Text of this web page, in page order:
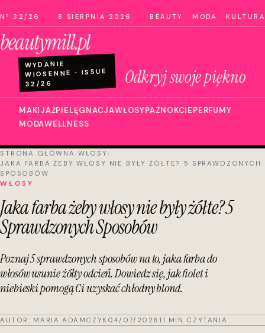
Nº 32/26 8 SIERPNIA 2026 BEAUTY · MODA · KULTURA
beautymill.pl
WYDANIE
WIOSENNE · ISSUE
32/26 Odkryj swoje piękno
MAKIJAŻPIELĘGNACJAWŁOSYPAZNOKCIEPERFUMY
MODAWELLNESS
STRONA GŁÓWNA › WŁOSY ›
JAKA FARBA ŻEBY WŁOSY NIE BYŁY ŻÓŁTE? 5 SPRAWDZONYCH
SPOSOBÓW
WŁOSY
Jaka farba żeby włosy nie były żółte? 5
Sprawdzonych Sposobów
Poznaj 5 sprawdzonych sposobów na to, jaka farba do
włosów usunie żółty odcień. Dowiedz się, jak fiolet i
niebieski pomogą Ci uzyskać chłodny blond.
AUTOR: MARIA ADAMCZYK 04/07/2026 11 MIN CZYTANIA